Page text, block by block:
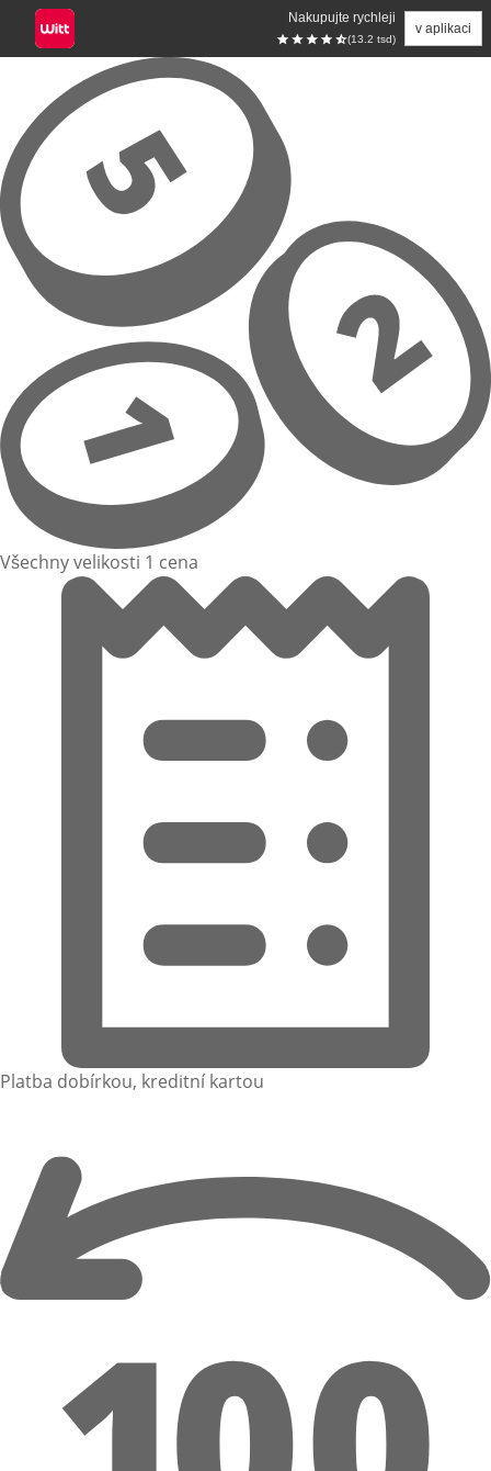
Nakupujte rychleji
(13.2 tsd)
v aplikaci
Přeskočit na hlavní obsah
Všechny velikosti 1 cena
Platba dobírkou, kreditní kartou